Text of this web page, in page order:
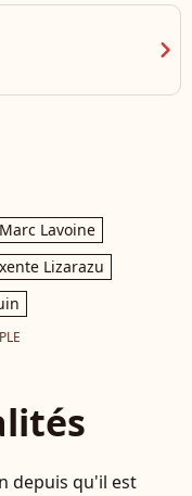
chevron_right
Marc Lavoine
Lizarazu
depuis qu'il est